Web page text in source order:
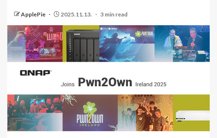
ApplePie 2025.11.13. 3 min read